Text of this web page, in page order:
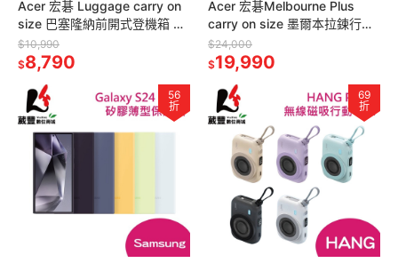
Acer 宏碁 Luggage carry on
size 巴塞隆納前開式登機箱 28
吋 行李箱
$10,990
$8,790
Acer 宏碁Melbourne Plus
carry on size 墨爾本拉鍊行李
箱三件套
$24,000
$19,990
56
折
69
折